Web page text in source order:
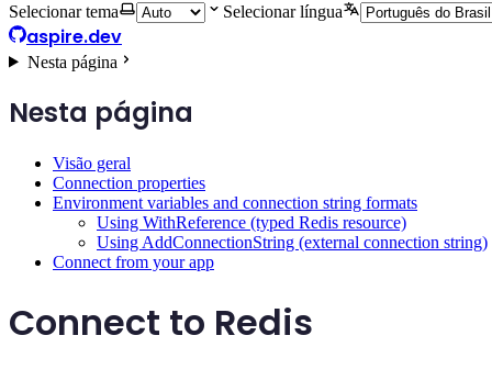
Selecionar tema
Selecionar língua
aspire.dev
Nesta página
Nesta página
Visão geral
Connection properties
Environment variables and connection string formats
Using WithReference (typed Redis resource)
Using AddConnectionString (external connection string)
Connect from your app
Connect to Redis